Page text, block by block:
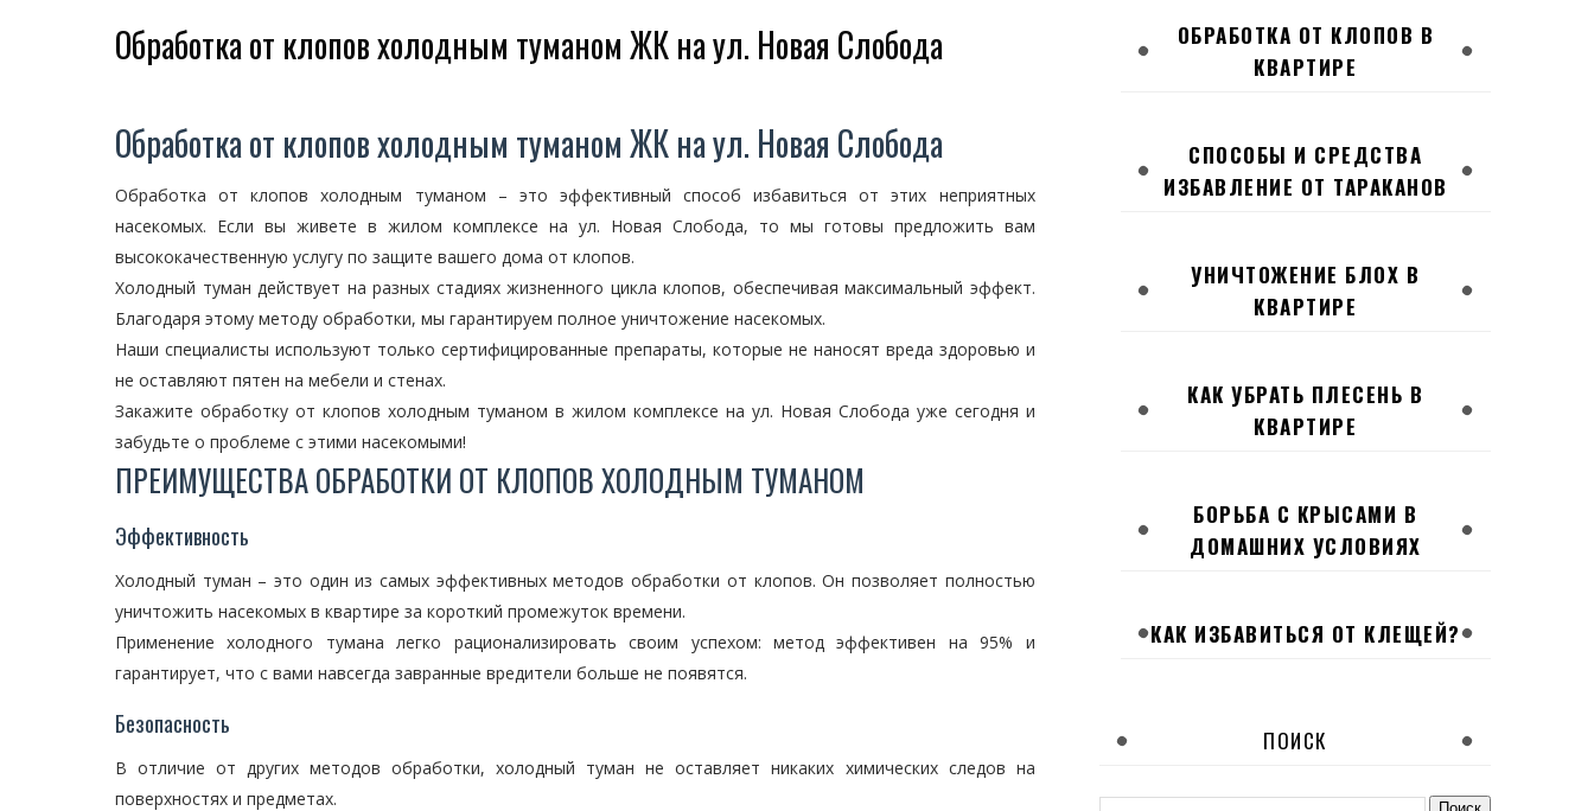
Обработка от клопов холодным туманом ЖК на ул. Новая Слобода
Обработка от клопов холодным туманом ЖК на ул. Новая Слобода
Обработка от клопов холодным туманом – это эффективный способ избавиться от этих неприятных
насекомых. Если вы живете в жилом комплексе на ул. Новая Слобода, то мы готовы предложить вам
высококачественную услугу по защите вашего дома от клопов.
Холодный туман действует на разных стадиях жизненного цикла клопов, обеспечивая максимальный эффект.
Благодаря этому методу обработки, мы гарантируем полное уничтожение насекомых.
Наши специалисты используют только сертифицированные препараты, которые не наносят вреда здоровью и
не оставляют пятен на мебели и стенах.
Закажите обработку от клопов холодным туманом в жилом комплексе на ул. Новая Слобода уже сегодня и
забудьте о проблеме с этими насекомыми!
ПРЕИМУЩЕСТВА ОБРАБОТКИ ОТ КЛОПОВ ХОЛОДНЫМ ТУМАНОМ
Эффективность
Холодный туман – это один из самых эффективных методов обработки от клопов. Он позволяет полностью
уничтожить насекомых в квартире за короткий промежуток времени.
Применение холодного тумана легко рационализировать своим успехом: метод эффективен на 95% и
гарантирует, что с вами навсегда завранные вредители больше не появятся.
Безопасность
В отличие от других методов обработки, холодный туман не оставляет никаких химических следов на
поверхностях и предметах.
ОБРАБОТКА ОТ КЛОПОВ В
КВАРТИРЕ
СПОСОБЫ И СРЕДСТВА
ИЗБАВЛЕНИЕ ОТ ТАРАКАНОВ
УНИЧТОЖЕНИЕ БЛОХ В
КВАРТИРЕ
КАК УБРАТЬ ПЛЕСЕНЬ В
КВАРТИРЕ
БОРЬБА С КРЫСАМИ В
ДОМАШНИХ УСЛОВИЯХ
КАК ИЗБАВИТЬСЯ ОТ КЛЕЩЕЙ?
ПОИСК